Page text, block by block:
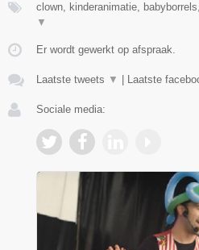
clown, kinderanimatie,
▼
Er wordt gewerkt op afspraak.
Laatste tweets ▼ Laatste
Sociale media: